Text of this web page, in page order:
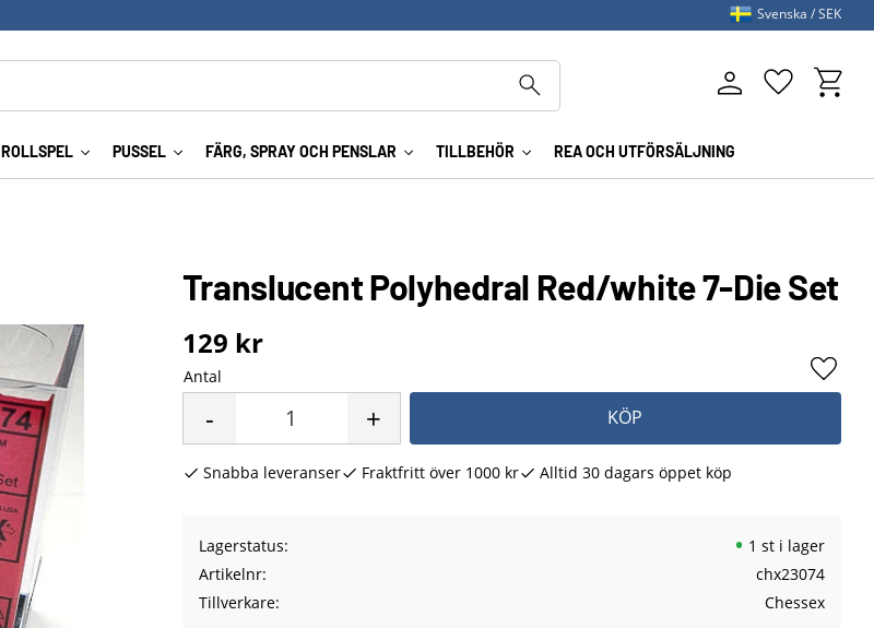
ROLLSPEL PUSSEL FÄRG, SPRAY OCH PENSLAR TILLBEHÖR REA OCH UTFÖRSÄLJNING
Favoriter
Svenska SEK
Translucent Polyhedral Red/white 7-Die Set
129 kr
Antal
+
- KÖP
Lägg
Snabba leveranser Fraktfritt över 1000 kr Alltid 30 dagars öppet köp
Lagerstatus
1 st i lager
Artikelnr
chx23074
Tillverkare
Chessex